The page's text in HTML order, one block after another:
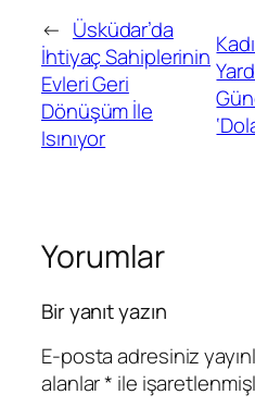
← Üsküdar’da
İhtiyaç Sahiplerinin
Evleri Geri
Dönüşüm İle
Isınıyor
Yorumlar
Bir yanıt yazın
E-posta adresiniz
alanlar* ile